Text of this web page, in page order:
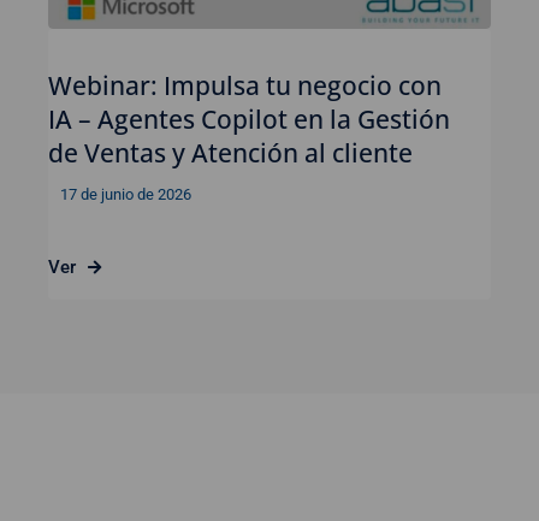
Webinar: Impulsa tu negocio con
IA – Agentes Copilot en la Gestión
de Ventas y Atención al cliente
17 de junio de 2026
Ver